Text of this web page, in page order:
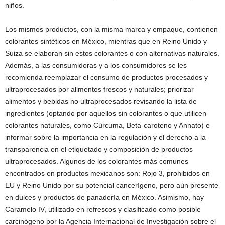
niños.
Los mismos productos, con la misma marca y empaque, contienen
colorantes sintéticos en México, mientras que en Reino Unido y
Suiza se elaboran sin estos colorantes o con alternativas naturales.
Además, a las consumidoras y a los consumidores se les
recomienda reemplazar el consumo de productos procesados y
ultraprocesados por alimentos frescos y naturales; priorizar
alimentos y bebidas no ultraprocesados revisando la lista de
ingredientes (optando por aquellos sin colorantes o que utilicen
colorantes naturales, como Cúrcuma, Beta-caroteno y Annato) e
informar sobre la importancia en la regulación y el derecho a la
transparencia en el etiquetado y composición de productos
ultraprocesados. Algunos de los colorantes más comunes
encontrados en productos mexicanos son: Rojo 3, prohibidos en
EU y Reino Unido por su potencial cancerígeno, pero aún presente
en dulces y productos de panadería en México. Asimismo, hay
Caramelo IV, utilizado en refrescos y clasificado como posible
carcinógeno por la Agencia Internacional de Investigación sobre el